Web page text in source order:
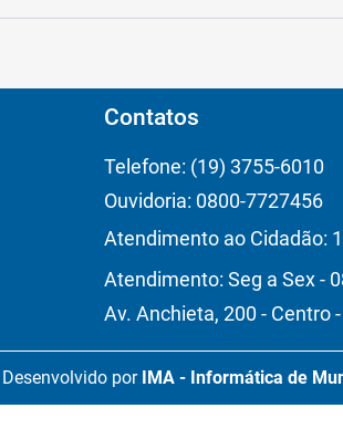
Contatos
Telefone: (19) 3755-6010
Ouvidoria: 0800-7727456
Atendimento ao Cidadão:
Atendimento: Seg a Sex -
Av. Anchieta, 200 - Centro
Desenvolvido por IMA - Informática de